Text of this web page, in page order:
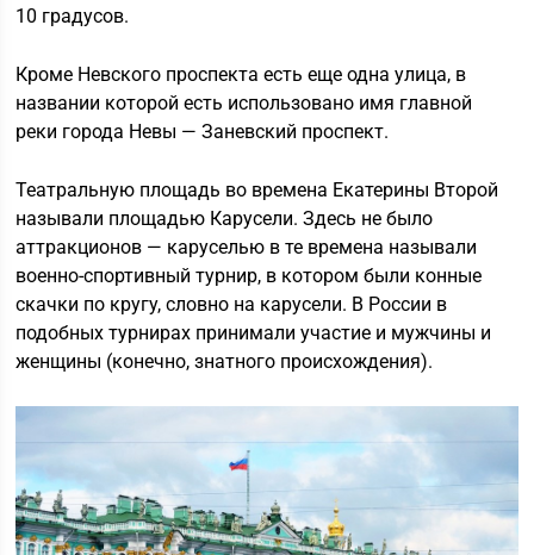
10 градусов.
Кроме Невского проспекта есть еще одна улица, в
названии которой есть использовано имя главной
реки города Невы — Заневский проспект.
Театральную площадь во времена Екатерины Второй
называли площадью Карусели. Здесь не было
аттракционов — каруселью в те времена называли
военно-спортивный турнир, в котором были конные
скачки по кругу, словно на карусели. В России в
подобных турнирах принимали участие и мужчины и
женщины (конечно, знатного происхождения).